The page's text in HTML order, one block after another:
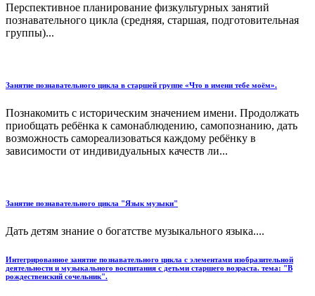
Перспективное планирование физкультурных занятий
познавательного цикла (средняя, старшая, подготовительная
группы)...
Занятие познавательного цикла в старшей группе «Что в имени тебе моём».
Познакомить с историческим значением имени. Продолжать
приобщать ребёнка к самонаблюдению, самопознанию, дать
возможность самореализоваться каждому ребёнку в
зависимости от индивидуальных качеств ли...
Занятие познавательного цикла "Язык музыки"
Дать детям знание о богатстве музыкального языка....
Интегрированное занятие познавательного цикла с элементами изобразительной
деятельности и музыкального воспитания с детьми старшего возраста. тема: "В
рождественский сочельник".